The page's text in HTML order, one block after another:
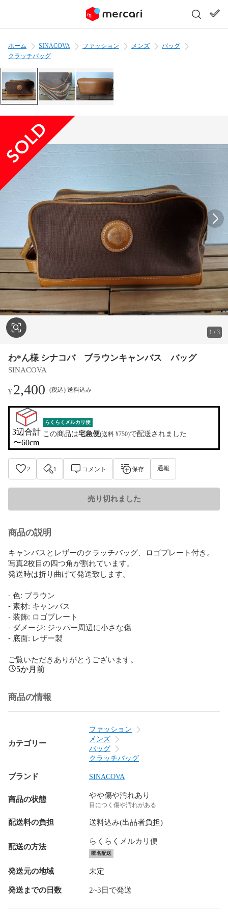
ホーム SINACOVA ファッション メンズ
バッグ
クラッチバッグ
1 /3
わ*ん様 シナコバ ブラウンキャンバス バッグ
SINACOVA
¥2,400 (税込) 送料込み
3辺合計
〜60cm
らくらくメルカリ便
この商品は宅急便(送料 ¥750)で配送されました
2 1 コメント 保存 通報
売り切れました
商品の説明
キャンバスとレザーのクラッチバッグ、ロゴプレート付き。
写真2枚目の四つ角が割れています。
発送時は折り曲げて発送致します。
- 色: ブラウン
- 素材: キャンバス
- 装飾: ロゴプレート
- ダメージ: ジッパー周辺に小さな傷
- 底面: レザー製
ご覧いただきありがとうございます。
5か月前
商品の情報
カテゴリー
ファッション
メンズ
バッグ
クラッチバッグ
ブランド SINACOVA
商品の状態 やや傷や汚れあり
目につく傷や汚れがある
配送料の負担 送料込み(出品者負担)
配送の方法
らくらくメルカリ便
匿名配送
発送元の地域 未定
発送までの日数 2~3日で発送